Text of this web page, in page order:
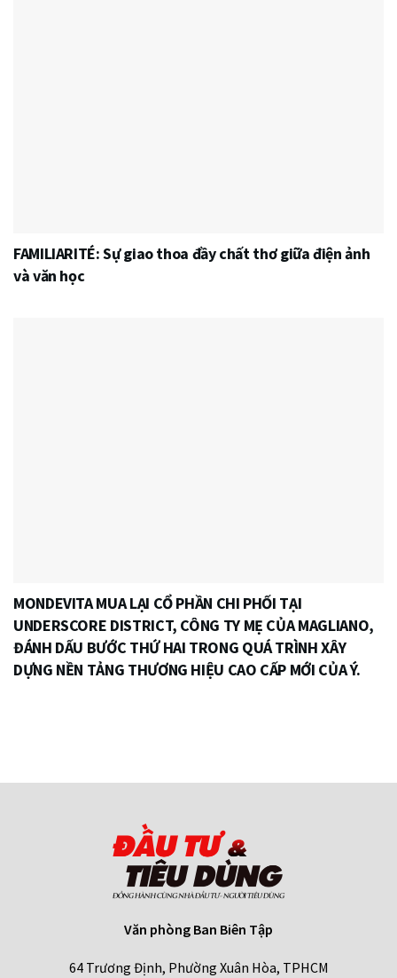
FAMILIARITÉ: Sự giao thoa đầy chất thơ giữa điện ảnh
và văn học
MONDEVITA MUA LẠI CỔ PHẦN CHI PHỐI TẠI
UNDERSCORE DISTRICT, CÔNG TY MẸ CỦA MAGLIANO,
ĐÁNH DẤU BƯỚC THỨ HAI TRONG QUÁ TRÌNH XÂY
DỰNG NỀN TẢNG THƯƠNG HIỆU CAO CẤP MỚI CỦA Ý.
Văn phòng Ban Biên Tập
64 Trương Định, Phường Xuân Hòa, TPHCM